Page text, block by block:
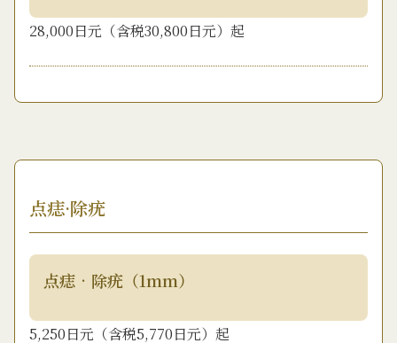
28,000日元（含税30,800日元）起
点痣·除疣
点痣•除疣（1mm）
5,250日元（含税5,770日元）起